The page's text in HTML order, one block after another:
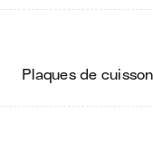
plaques de